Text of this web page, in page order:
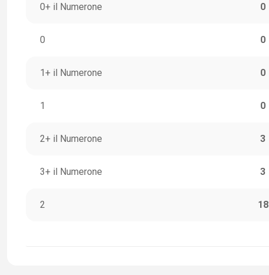
0+ il Numerone 0
0 0
1+ il Numerone 0
1 0
2+ il Numerone 3
3+ il Numerone 3
2 18